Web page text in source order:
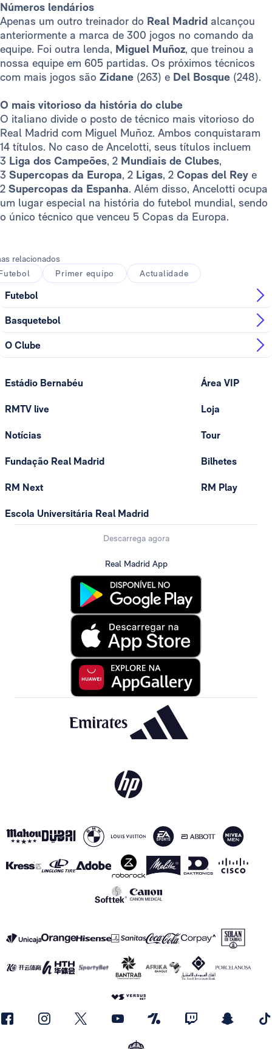
Números lendários
Apenas um outro treinador do Real Madrid alcançou
anteriormente a marca de 300 jogos no comando da
equipe. Foi outra lenda, Miguel Muñoz, que treinou a
nossa equipe em 605 partidas. Os próximos técnicos
com mais jogos são Zidane (263) e Del Bosque (248).
O mais vitorioso da história do clube
O italiano divide o posto de técnico mais vitorioso do
Real Madrid com Miguel Muñoz. Ambos conquistaram
14 títulos. No caso de Ancelotti, seus títulos incluem
3 Liga dos Campeões, 2 Mundiais de Clubes,
3 Supercopas da Europa, 2 Ligas, 2 Copas del Rey e
2 Supercopas da Espanha. Além disso, Ancelotti ocupa
um lugar especial na história do futebol mundial, sendo
o único técnico que venceu 5 Copas da Europa.
relacionados
Primer equipo Actualidade
Futebol
Basquetebol
O Clube
Estádio Bernabéu
RMTV live
Notícias
Fundação Real Madrid
RM Next
Escola Universitária Real Madrid
Área VIP
Loja
Tour
Bilhetes
RM Play
Descarrega agora
Real Madrid App